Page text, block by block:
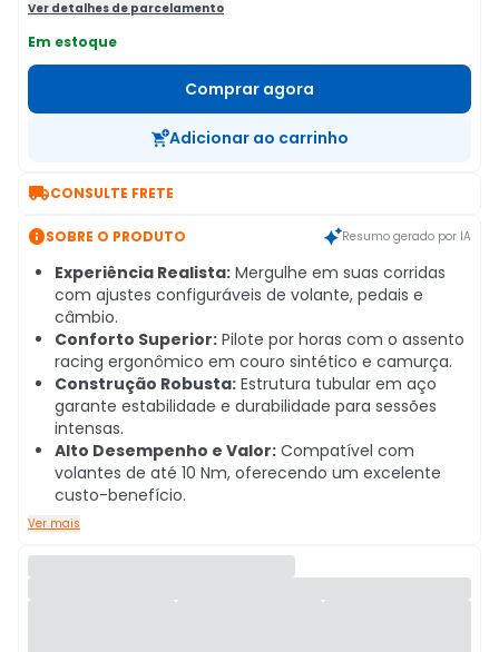
Ver detalhes de parcelamento
Em estoque
Comprar agora
Adicionar ao carrinho
CONSULTE FRETE
SOBRE O PRODUTO Resumo gerado por IA
Experiência Realista: Mergulhe em suas corridas
com ajustes configuráveis de volante, pedais e
câmbio.
Conforto Superior: Pilote por horas com o assento
racing ergonômico em couro sintético e camurça.
Construção Robusta: Estrutura tubular em aço
garante estabilidade e durabilidade para sessões
intensas.
Alto Desempenho e Valor: Compatível com
volantes de até 10 Nm, oferecendo um excelente
custo-benefício.
Ver mais